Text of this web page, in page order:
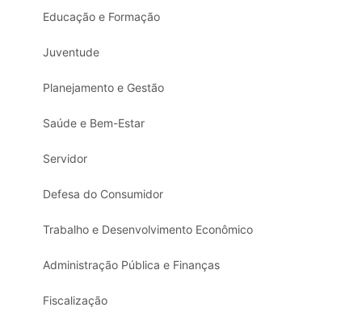
Educação e Formação
Juventude
Planejamento e Gestão
Saúde e Bem-Estar
Servidor
Defesa do Consumidor
Trabalho e Desenvolvimento Econômico
Administração Pública e Finanças
Fiscalização